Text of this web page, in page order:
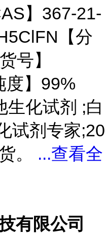
】367-21-
【分
号】
度】99%
生化试剂 ;白
试剂专家;20
。 ...查看全
有限公司